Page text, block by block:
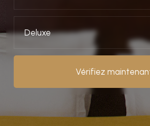
Deluxe
Vérifiez